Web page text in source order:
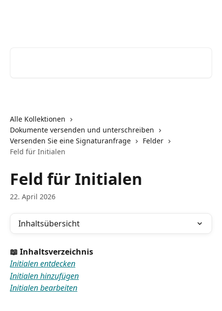
Alle Kollektionen
Dokumente versenden und unterschreiben
Versenden Sie eine Signaturanfrage
Felder
Feld für Initialen
Feld für Initialen
22. April 2026
Inhaltsübersicht
📖 Inhaltsverzeichnis
Initialen entdecken
Initialen hinzufügen
Initialen bearbeiten